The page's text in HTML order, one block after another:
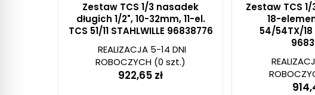
Zestaw TCS 1/3 nasadek
długich 1/2", 10-32mm, 11-el.
TCS 51/11 STAHLWILLE 96838776
REALIZACJA 5-14 DNI
ROBOCZYCH (0 szt.)
922,65 zł
Zestaw TCS
18-
54/54TX/18